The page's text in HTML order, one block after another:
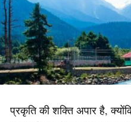
प्रकृति की शक्ति अपार है,